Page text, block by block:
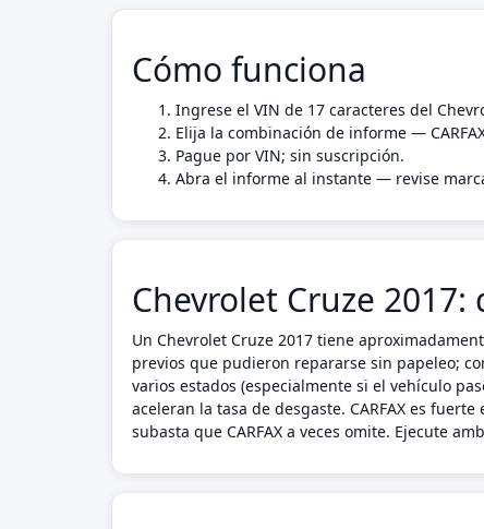
Cómo funciona
Ingrese el VIN de 17 caracteres del
Elija la combinación de informe —
Pague por VIN; sin suscripción.
Abra el informe al instante — revise
Chevrolet Cruze
Un Chevrolet Cruze 2017 tiene
previos que pudieron repararse sin papeleo;
varios estados (especialmente si el vehículo
aceleran la tasa de desgaste. CARFAX es
subasta que CARFAX a veces omite. Ejecute